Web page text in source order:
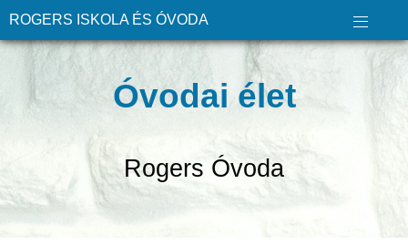
ROGERS ISKOLA ÉS ÓVODA
Óvodai élet
Rogers Óvoda